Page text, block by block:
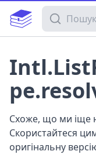
Пошук у
Схоже, що ми іще
Скористайтеся
оригінальну